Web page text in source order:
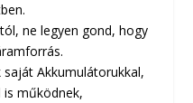
ne legyen gond, hogy
Akkumulátorukkal,
működnek,